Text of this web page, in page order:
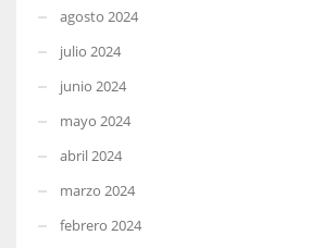
agosto 2024
julio 2024
junio 2024
mayo 2024
abril 2024
marzo 2024
febrero 2024